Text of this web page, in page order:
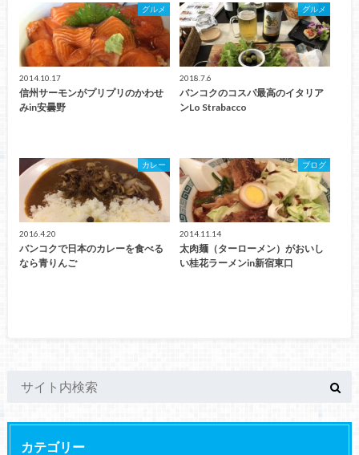
グルメ
2014.10.17
信州サーモンがプリプリのかわせ
みin安曇野
グルメ
2018.7.6
バンコクのコスパ最高のイタリア
ンLo Strabacco
カレー
2016.4.20
バンコクで日本のカレーを食べる
なら青りんご
ブログ
2014.11.14
太肉麺（ターローメン）がおいし
い桂花ラーメンin新宿東口
カテゴリー